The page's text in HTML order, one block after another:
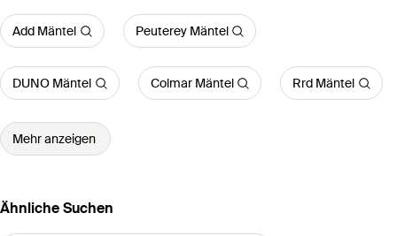
Add Mäntel Peuterey Mäntel
DUNO Mäntel Colmar Mäntel Rrd Mäntel
Mehr anzeigen
Ähnliche Suchen